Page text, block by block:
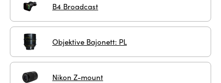
B4 Broadcast
Objektive Bajonett: PL
Nikon Z-mount